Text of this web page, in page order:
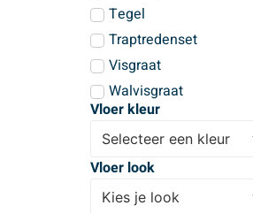
Tegel
Traptredenset
Visgraat
Walvisgraat
Vloer kleur
Selecteer een kleur
Vloer look
Kies je look